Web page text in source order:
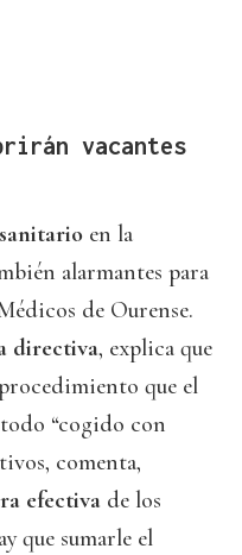
vacantes
en la
alarmantes para
de Ourense.
directiva, explica que
que el
“cogido con
comenta,
efectiva de los
que sumarle el